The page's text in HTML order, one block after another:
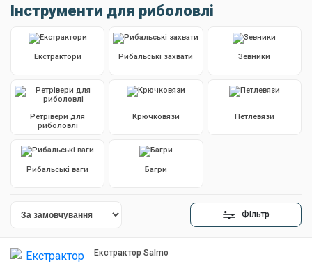
Інструменти для риболовлі
Екстрактори Рибальські захвати Зевники
Ретрівери для
риболовлі
Крючковязи Петлевязи
Рибальські ваги Багри
Фільтр
Екстрактор Salmo